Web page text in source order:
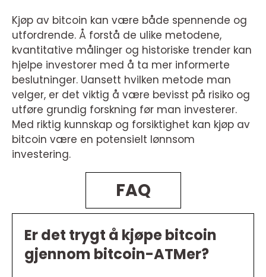
Kjøp av bitcoin kan være både spennende og
utfordrende. Å forstå de ulike metodene,
kvantitative målinger og historiske trender kan
hjelpe investorer med å ta mer informerte
beslutninger. Uansett hvilken metode man
velger, er det viktig å være bevisst på risiko og
utføre grundig forskning før man investerer.
Med riktig kunnskap og forsiktighet kan kjøp av
bitcoin være en potensielt lønnsom
investering.
FAQ
Er det trygt å kjøpe bitcoin
gjennom bitcoin-ATMer?